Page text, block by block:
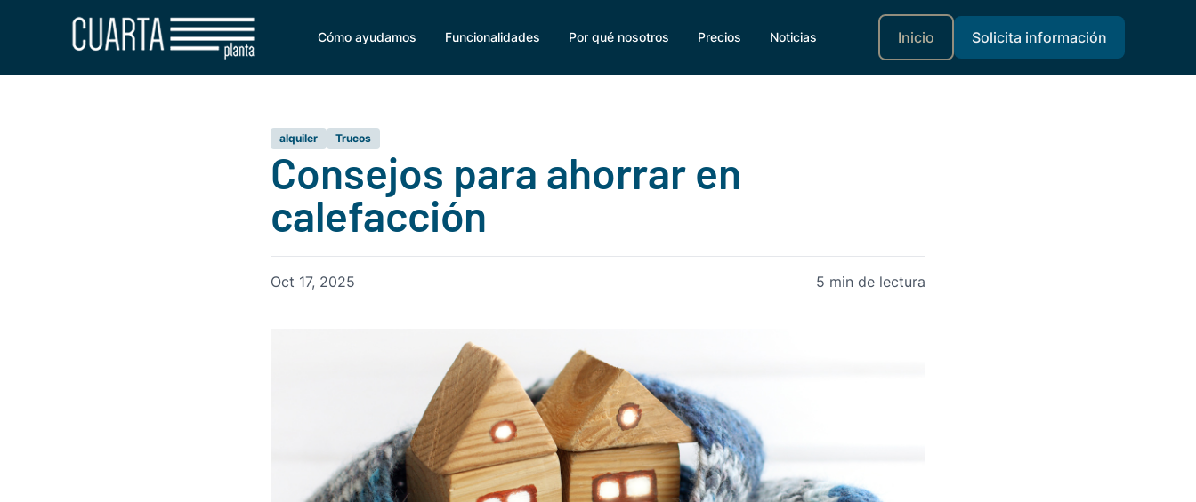
Inicio Solicita información
Cómo ayudamos Funcionalidades Por qué nosotros Precios Noticias
alquiler Trucos
Consejos para ahorrar en
calefacción
Oct 17, 2025 5 min de lectura